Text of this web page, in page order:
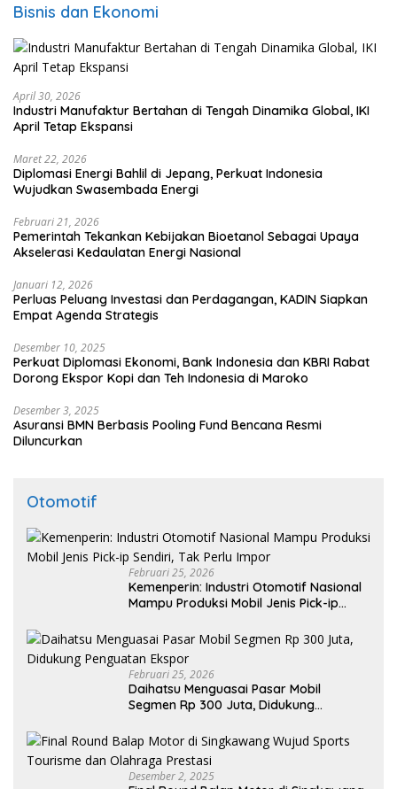
Bisnis dan Ekonomi
April 30, 2026
Industri Manufaktur Bertahan di Tengah Dinamika Global, IKI
April Tetap Ekspansi
Maret 22, 2026
Diplomasi Energi Bahlil di Jepang, Perkuat Indonesia
Wujudkan Swasembada Energi
Februari 21, 2026
Pemerintah Tekankan Kebijakan Bioetanol Sebagai Upaya
Akselerasi Kedaulatan Energi Nasional
Januari 12, 2026
Perluas Peluang Investasi dan Perdagangan, KADIN Siapkan
Empat Agenda Strategis
Desember 10, 2025
Perkuat Diplomasi Ekonomi, Bank Indonesia dan KBRI Rabat
Dorong Ekspor Kopi dan Teh Indonesia di Maroko
Desember 3, 2025
Asuransi BMN Berbasis Pooling Fund Bencana Resmi
Diluncurkan
Otomotif
Februari 25, 2026
Kemenperin: Industri Otomotif Nasional
Mampu Produksi Mobil Jenis Pick-ip
Februari 25, 2026
Daihatsu Menguasai Pasar Mobil
Segmen Rp 300 Juta, Didukung
Desember 2, 2025